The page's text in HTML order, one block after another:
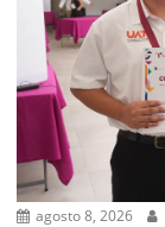
agosto 8, 2026